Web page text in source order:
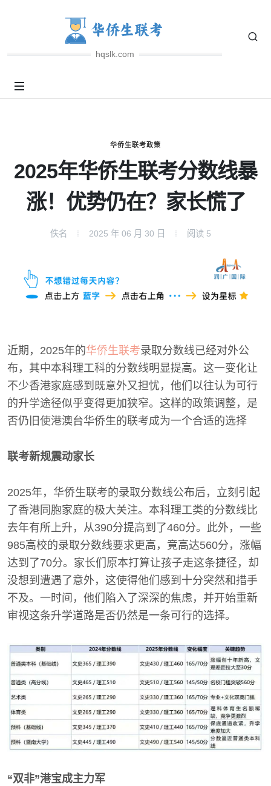
hqslk.com
华侨生联考政策
2025年华侨生联考分数线暴
涨！优势仍在？家长慌了
佚名 2025 年 06 月 30 日 阅读 5
近期，2025年的华侨生联考录取分数线已经对外公
布，其中本科理工科的分数线明显提高。这一变化让
不少香港家庭感到既意外又担忧，他们以往认为可行
的升学途径似乎变得更加狭窄。这样的政策调整，是
否仍旧使港澳台华侨生的联考成为一个合适的选择
联考新规震动家长
2025年，华侨生联考的录取分数线公布后，立刻引起
了香港同胞家庭的极大关注。本科理工类的分数线比
去年有所上升，从390分提高到了460分。此外，一些
985高校的录取分数线要求更高，竟高达560分，涨幅
达到了70分。家长们原本打算让孩子走这条捷径，却
没想到遭遇了意外，这使得他们感到十分突然和措手
不及。一时间，他们陷入了深深的焦虑，并开始重新
审视这条升学道路是否仍然是一条可行的选择。
“双非”港宝成主力军